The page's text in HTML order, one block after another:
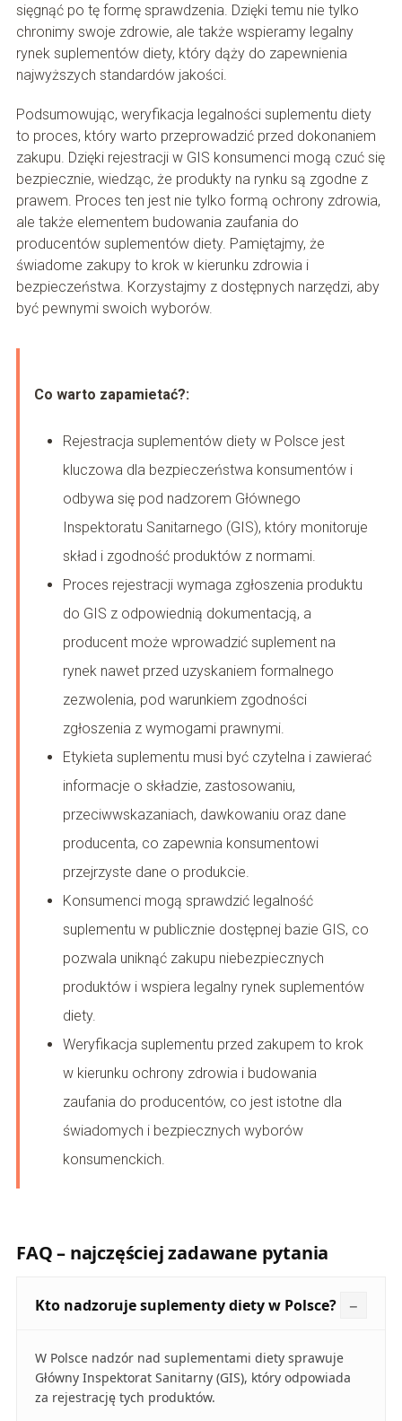
sięgnąć po tę formę sprawdzenia. Dzięki temu nie tylko
chronimy swoje zdrowie, ale także wspieramy legalny
rynek suplementów diety, który dąży do zapewnienia
najwyższych standardów jakości.
Podsumowując, weryfikacja legalności suplementu diety
to proces, który warto przeprowadzić przed dokonaniem
zakupu. Dzięki rejestracji w GIS konsumenci mogą czuć się
bezpiecznie, wiedząc, że produkty na rynku są zgodne z
prawem. Proces ten jest nie tylko formą ochrony zdrowia,
ale także elementem budowania zaufania do
producentów suplementów diety. Pamiętajmy, że
świadome zakupy to krok w kierunku zdrowia i
bezpieczeństwa. Korzystajmy z dostępnych narzędzi, aby
być pewnymi swoich wyborów.
Co warto zapamietać?:
Rejestracja suplementów diety w Polsce jest
kluczowa dla bezpieczeństwa konsumentów i
odbywa się pod nadzorem Głównego
Inspektoratu Sanitarnego (GIS), który monitoruje
skład i zgodność produktów z normami.
Proces rejestracji wymaga zgłoszenia produktu
do GIS z odpowiednią dokumentacją, a
producent może wprowadzić suplement na
rynek nawet przed uzyskaniem formalnego
zezwolenia, pod warunkiem zgodności
zgłoszenia z wymogami prawnymi.
Etykieta suplementu musi być czytelna i zawierać
informacje o składzie, zastosowaniu,
przeciwwskazaniach, dawkowaniu oraz dane
producenta, co zapewnia konsumentowi
przejrzyste dane o produkcie.
Konsumenci mogą sprawdzić legalność
suplementu w publicznie dostępnej bazie GIS, co
pozwala uniknąć zakupu niebezpiecznych
produktów i wspiera legalny rynek suplementów
diety.
Weryfikacja suplementu przed zakupem to krok
w kierunku ochrony zdrowia i budowania
zaufania do producentów, co jest istotne dla
świadomych i bezpiecznych wyborów
konsumenckich.
FAQ – najczęściej zadawane pytania
Kto nadzoruje suplementy diety w Polsce?
W Polsce nadzór nad suplementami diety sprawuje
Główny Inspektorat Sanitarny (GIS), który odpowiada
za rejestrację tych produktów.